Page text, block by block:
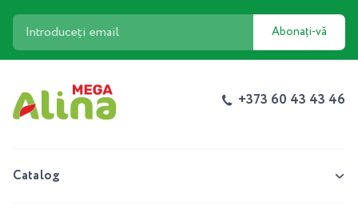
Abonați-vă
+373 60 43 43 46
Catalog